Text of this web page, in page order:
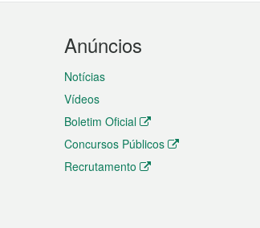
Anúncios
Notícias
Vídeos
Boletim Oficial
Concursos Públicos
Recrutamento